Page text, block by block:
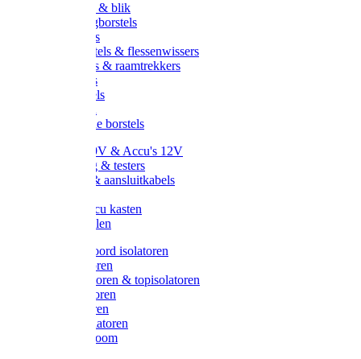
Handveger & blik
Voetenveegborstels
Handvegers
Afwasborstels & flessenwissers
Wasborstels & raamtrekkers
Tonborstels
Werkborstels
Hygienische borstels
Batterijen 9V & Accu's 12V
Beveiliging & testers
Kabelsets & aansluitkabels
Metalen accu kasten
Zonnepanelen
Draad & koord isolatoren
Ringisolatoren
Extra isolatoren & topisolatoren
Hoekisolatoren
Lintisolatoren
Afstandisolatoren
Isolatorenboom